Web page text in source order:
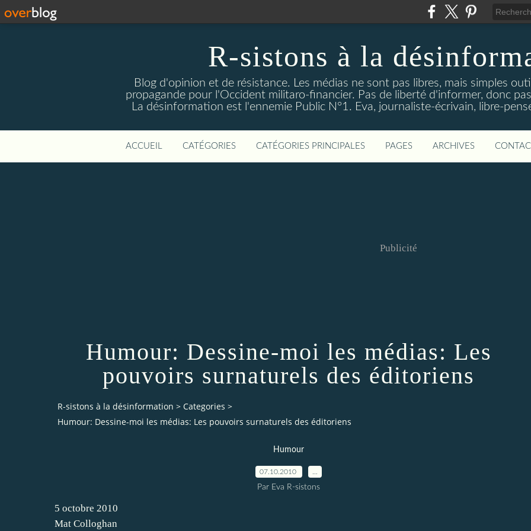
R-sistons à la
Blog d'opinion et de résistance. Les médias ne sont pas libres, mais simples
propagande pour l'Occident militaro-financier. Pas de liberté d'informer, donc
La désinformation est l'ennemie Public N°1. Eva, journaliste-écrivain, libre-
ACCUEIL CATÉGORIES CATÉGORIES PRINCIPALES PAGES ARCHIVES
Publicité
Humour: Dessine-moi les médias: Les
pouvoirs surnaturels des éditoriens
R-sistons à la désinformation > Categories >
Humour: Dessine-moi les médias: Les pouvoirs surnaturels des éditoriens
Humour
07.10.2010
Par Eva R-sistons
5 octobre 2010
Mat Colloghan